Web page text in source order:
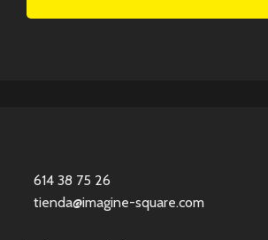
614 38 75 26
tienda@imagine-square.com